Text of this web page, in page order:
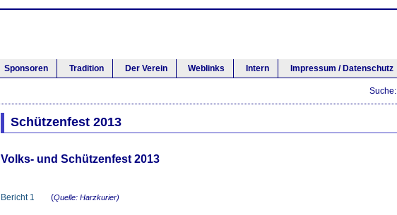
Sponsoren Tradition Der Verein Weblinks Intern Impressum / Datenschutz
Suche:
Schützenfest 2013
Volks- und Schützenfest 2013
Bericht 1 (Quelle: Harzkurier)